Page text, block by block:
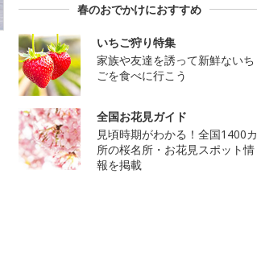
春のおでかけにおすすめ
いちご狩り特集
家族や友達を誘って新鮮ないち
ごを食べに行こう
全国お花見ガイド
見頃時期がわかる！全国1400カ
所の桜名所・お花見スポット情
報を掲載